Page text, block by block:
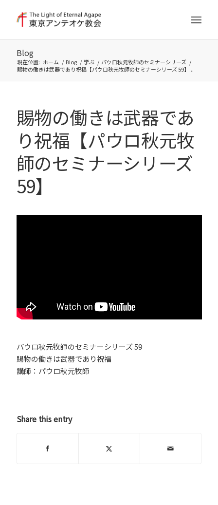
Blog
現在位置: ホーム / Blog / 学ぶ / パウロ秋元牧師のセミナーシリーズ /
賜物の働きは武器であり祝福【パウロ秋元牧師のセミナーシリーズ 59】...
賜物の働きは武器であ
り祝福【パウロ秋元牧
師のセミナーシリーズ
59】
パウロ秋元牧師のセミナーシリーズ 59
賜物の働きは武器であり祝福
講師：パウロ秋元牧師
Share this entry